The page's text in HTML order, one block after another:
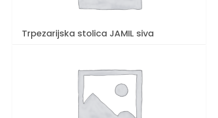
Trpezarijska stolica JAMIL siva